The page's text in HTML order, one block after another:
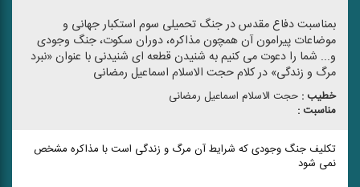
بمناسبت دفاع مقدس در جنگ تحمیلی سوم استکبار جهانی و
موضاعات پیرامون آن همچون مذاکره، دوران سکوت، جنگ وجودی
و... شما را دعوت می کنیم به شنیدن قطعه ای شنیدنی با عنوان «نبرد
مرگ و زندگی» در کلام حجت الاسلام اسماعیل رمضانی
خطیب : حجت الاسلام اسماعیل رمضانی
مناسبت :
تکلیف جنگ وجودی که شرایط آن مرگ و زندگی است با مذاکره مشخص
نمی شود